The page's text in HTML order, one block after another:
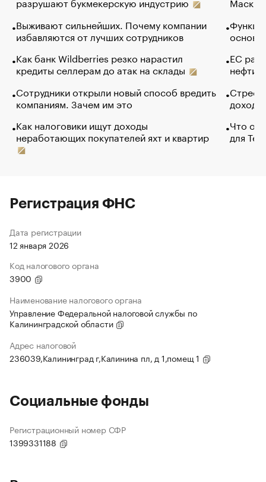
Выживают сильнейших. Почему компании
избавляются от лучших сотрудников
Как банк Wildberries резко нарастил
кредиты селлерам до атак на склады
Сотрудники открыли новый способ вредить
компаниям. Зачем им это
Как налоговики ищут доходы
неработающих покупателей яхт и квартир
основ
ЕС
нефти
Что
для
Регистрация ФНС
Дата регистрации
12 января 2026
Код налогового органа
3900
Наименование налогового органа
Управление Федеральной налоговой службы по
Калининградской области
Адрес налоговой
236039,Калининград г,Калинина пл, д 1,помещ 1
Социальные фонды
Регистрационный номер СФР
1399331188